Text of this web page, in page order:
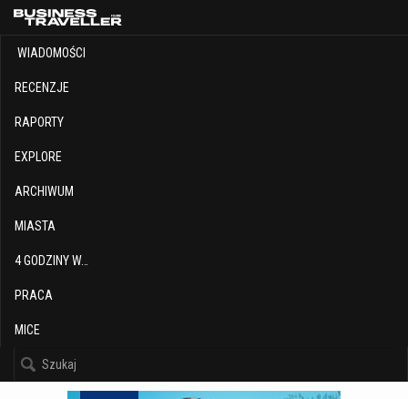
WIADOMOŚCI
RECENZJE
RAPORTY
EXPLORE
ARCHIWUM
MIASTA
4 GODZINY W…
PRACA
MICE